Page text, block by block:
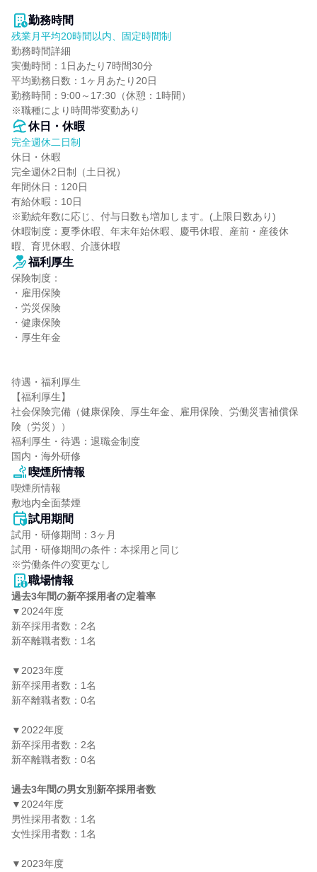
勤務時間
残業月平均20時間以内、固定時間制
勤務時間詳細
実働時間：1日あたり7時間30分
平均勤務日数：1ヶ月あたり20日
勤務時間：9:00～17:30（休憩：1時間）
※職種により時間帯変動あり
休日・休暇
完全週休二日制
休日・休暇
完全週休2日制（土日祝）
年間休日：120日
有給休暇：10日
※勤続年数に応じ、付与日数も増加します。(上限日数あり)
休暇制度：夏季休暇、年末年始休暇、慶弔休暇、産前・産後休
暇、育児休暇、介護休暇
福利厚生
保険制度：
・雇用保険
・労災保険
・健康保険
・厚生年金
待遇・福利厚生
【福利厚生】
社会保険完備（健康保険、厚生年金、雇用保険、労働災害補償保
険（労災））
福利厚生・待遇：退職金制度
国内・海外研修
喫煙所情報
喫煙所情報
敷地内全面禁煙
試用期間
試用・研修期間：3ヶ月
試用・研修期間の条件：本採用と同じ
職場情報
過去3年間の新卒採用者の定着率
▼2024年度
新卒採用者数：2名
新卒離職者数：1名
▼2023年度
新卒採用者数：1名
新卒離職者数：0名
▼2022年度
新卒採用者数：2名
新卒離職者数：0名
過去3年間の男女別新卒採用者数
▼2024年度
男性採用者数：1名
女性採用者数：1名
▼2023年度